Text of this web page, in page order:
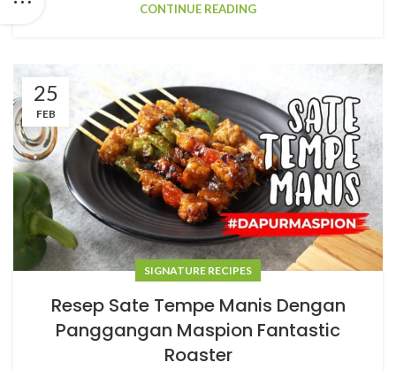
CONTINUE READING
25
FEB
SIGNATURE RECIPES
Resep Sate Tempe Manis Dengan
Panggangan Maspion Fantastic
Roaster